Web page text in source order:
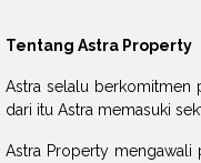
Tentang Astra Property
Astra selalu berkomitmen
dari itu Astra memasuki
Astra Property mengawali